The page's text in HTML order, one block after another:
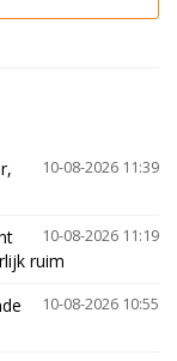
10-08-2026 11:39
10-08-2026 11:19
ruim
10-08-2026 10:55